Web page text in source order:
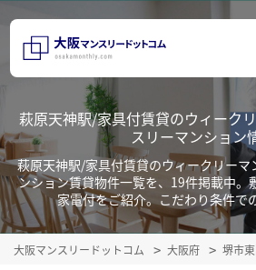
萩原天神駅/家具付賃貸のウィーク
スリーマンション
萩原天神駅/家具付賃貸のウィークリーマ
ンション賃貸物件一覧を、19件掲載中。
家電付をご紹介。こだわり条件で
大阪マンスリードットコム 大阪府 堺市